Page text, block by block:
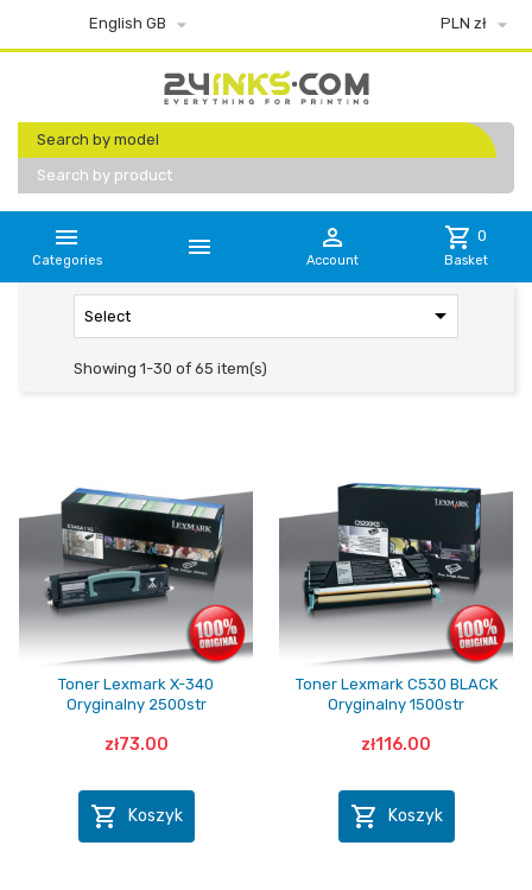
English GB  PLN zł 
Search by model
Search by product

Categories  
Account
shopping_cart 0
Basket
Select 
Showing 1-30 of 65 item(s)
Toner Lexmark X-340
Oryginalny 2500str
zł73.00
 Koszyk
Toner Lexmark C530 BLACK
Oryginalny 1500str
zł116.00
 Koszyk